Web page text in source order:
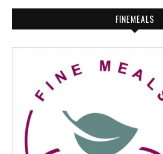
FINEMEALS